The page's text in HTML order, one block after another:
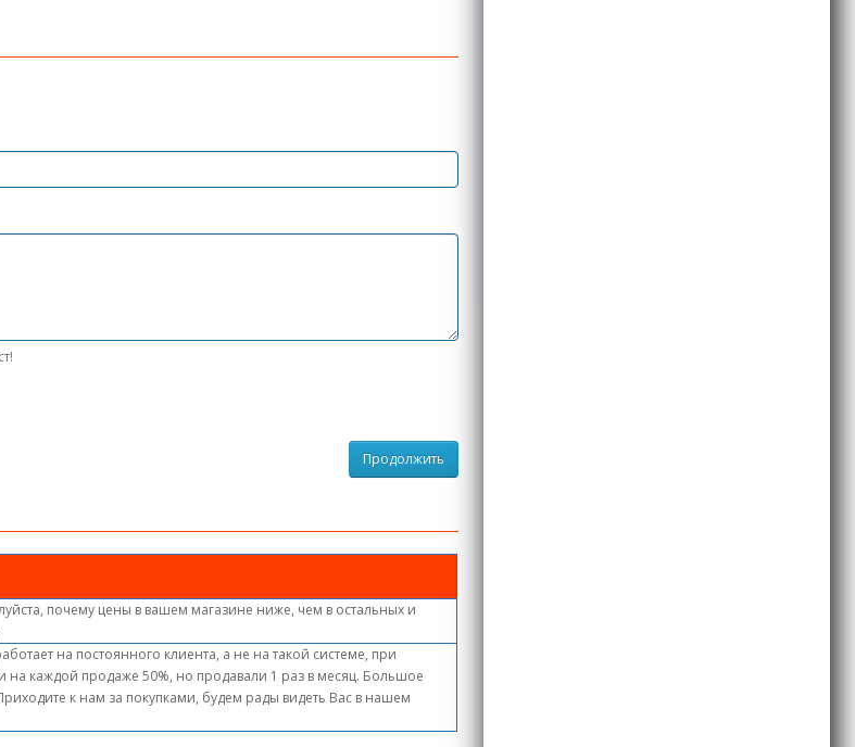
Продолжить
почему цены в вашем магазине ниже, чем в остальных и
на постоянного клиента, а не на такой системе, при
на каждой продаже 50%, но продавали 1 раз в месяц. Большое
к нам за покупками, будем рады видеть Вас в нашем